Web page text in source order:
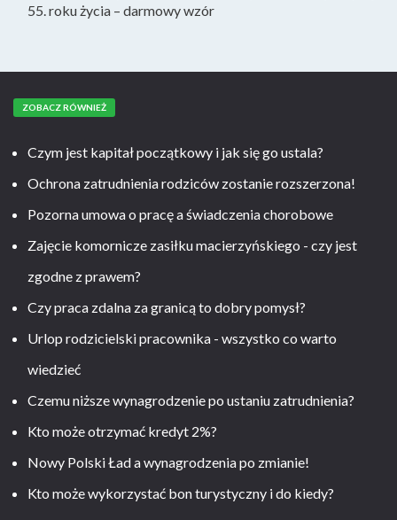
55. roku życia – darmowy wzór
ZOBACZ RÓWNIEŻ
Czym jest kapitał początkowy i jak się go ustala?
Ochrona zatrudnienia rodziców zostanie rozszerzona!
Pozorna umowa o pracę a świadczenia chorobowe
Zajęcie komornicze zasiłku macierzyńskiego - czy jest
zgodne z prawem?
Czy praca zdalna za granicą to dobry pomysł?
Urlop rodzicielski pracownika - wszystko co warto
wiedzieć
Czemu niższe wynagrodzenie po ustaniu zatrudnienia?
Kto może otrzymać kredyt 2%?
Nowy Polski Ład a wynagrodzenia po zmianie!
Kto może wykorzystać bon turystyczny i do kiedy?